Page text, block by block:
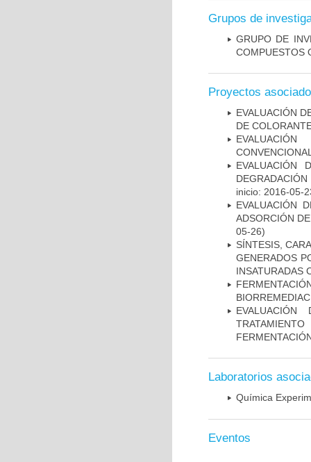
Grupos de
GRUPO DE
COMPUESTOS
Proyectos
EVALUACIÓN
DE
EVALUACIÓN
inicio: 2016-05-
EVALUACIÓN
ADSORCIÓN
05-26)
SÍNTESIS,
GENERADOS
INSATURADAS
Laboratorios
Química
Eventos